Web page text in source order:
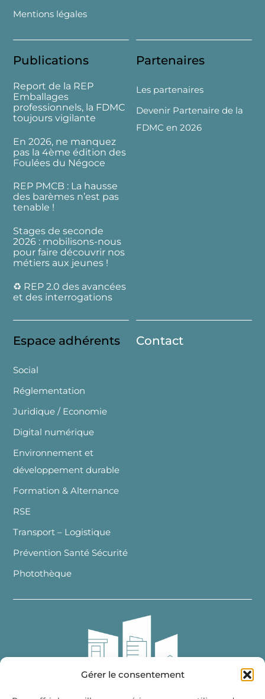
Gérer le consentement
Mentions légales
Publications
Report de la REP
Emballages
professionnels, la FDMC
toujours vigilante
En 2026, ne manquez
pas la 4ème édition des
Foulées du Négoce
REP PMCB : La hausse
des barèmes n’est pas
tenable !
Stages de seconde
2026 : mobilisons-nous
pour faire découvrir nos
métiers aux jeunes !
♻️ REP 2.0 des avancées
et des interrogations
Partenaires
Les partenaires
Devenir Partenaire de la
FDMC en 2026
Espace adhérents
Social
Réglementation
Juridique / Economie
Digital numérique
Environnement et
développement durable
Formation & Alternance
RSE
Transport – Logistique
Prévention Santé Sécurité
Photothèque
Contact